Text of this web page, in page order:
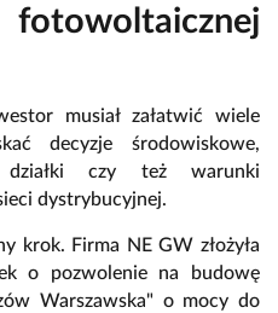
musiał załatwić wiele
decyzje środowiskowe,
czy też warunki
dystrybucyjnej.
krok. Firma NE GW złożyła
o pozwolenie na budowę
Warszawska" o mocy do